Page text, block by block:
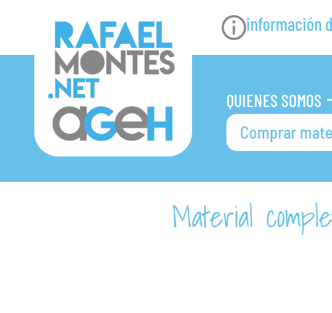
información
QUIENES SOMOS
Comprar
Material